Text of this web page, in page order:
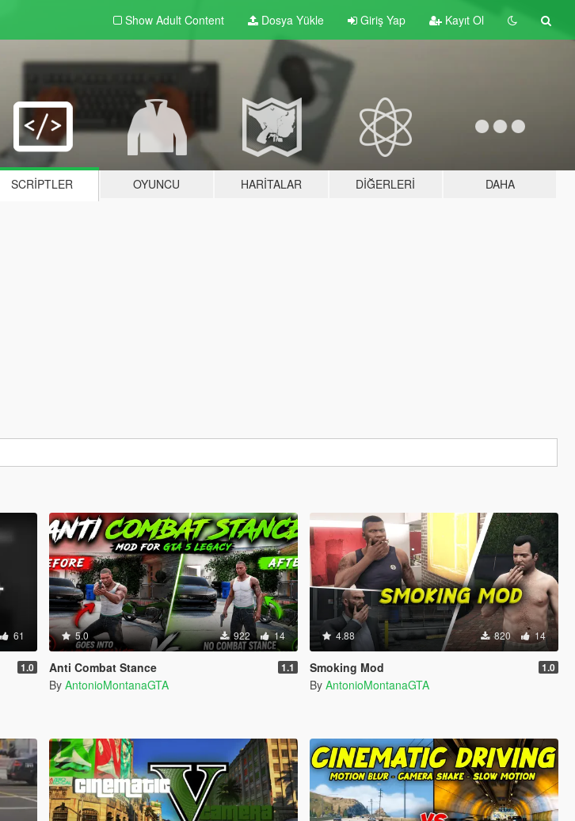
Show Adult Content Dosya Yükle Giriş Yap Kayıt Ol
SCRIPTLER OYUNCU HARITALAR DIĞERLERI DAHA
61
1.0
5.0 922 14
Anti Combat Stance 1.1
By AntonioMontanaGTA
4.88 820 14
Smoking Mod 1.0
By AntonioMontanaGTA